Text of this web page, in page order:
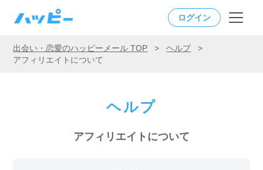
ログイン
出会い・恋愛のハッピーメール TOP > ヘルプ
>
アフィリエイトについて
ヘルプ
アフィリエイトについて